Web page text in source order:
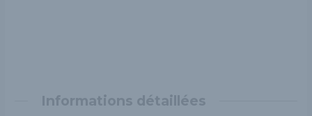
Informations détaillées